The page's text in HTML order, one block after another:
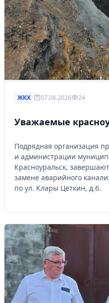
ЖКХ 07.08.2026 24
Уважаемые
Подрядная организация
и администрации
Красноуральск,
замене аварийного
по ул. Клары Цеткин, д.6.